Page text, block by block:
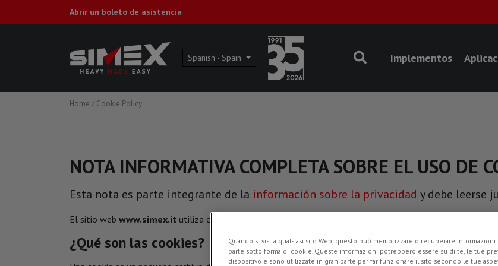
Abrir un boleto de asistencia
Spanish - Spain Implementos
Home / Cookie Policy
NOTA INFORMATIVA COMPLETA SOBRE EL USO DE
Esta nota es parte integrante de la información sobre la privacidad y debe leerse
El sitio web www.simex.it utiliza cookies para optimizar el aprovechamiento de los servicios ofrecidos al
¿Qué son las cookies?
Quando si visita qualsiasi sito Web, questo può memorizzare o recuperare
parte sotto forma di cookie. Queste informazioni potrebbero essere su di te, le tue
dispositivo e sono utilizzate in gran parte per far funzionare il sito secondo le tue